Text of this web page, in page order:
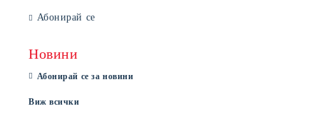
Абонирай се
Новини
Абонирай се за новини
Виж всички